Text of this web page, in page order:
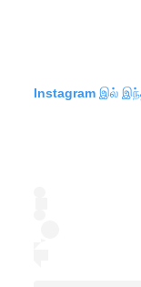
Instagram இல்